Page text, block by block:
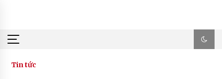
Tin tức